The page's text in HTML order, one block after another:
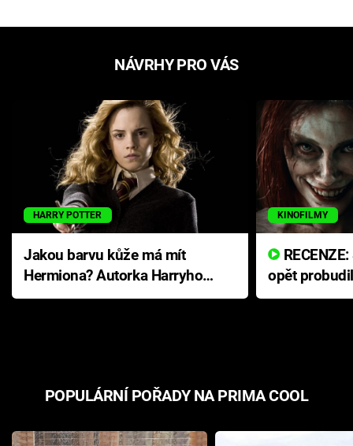
NÁVRHY PRO VÁS
HARRY POTTER
Jakou barvu kůže má mít
Hermiona? Autorka Harryho
Pottera přišla s ráznou
KINOFILMY
opět
přichází s
POPULÁRNÍ POŘADY NA PRIMA COOL